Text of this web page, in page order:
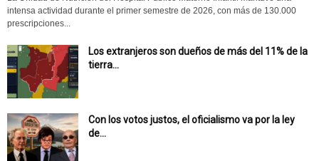
intensa actividad durante el primer semestre de 2026, con más de 130.000
prescripciones...
Los extranjeros son dueños de más del 11% de la
tierra...
Con los votos justos, el oficialismo va por la ley
de...